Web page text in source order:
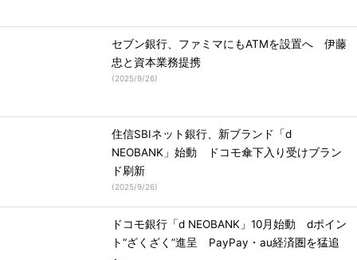
セブン銀行、ファミマにもATMを設置へ 伊藤
忠と資本業務提携
(2025/9/26)
住信SBIネット銀行、新ブランド「d
NEOBANK」始動 ドコモ傘下入り受けブラン
ド刷新
(2025/9/26)
ドコモ銀行「d NEOBANK」10月始動 dポイン
ト“ざくざく”進呈 PayPay・au経済圏を猛追